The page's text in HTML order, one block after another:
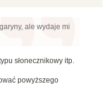
ale wydaje mi
słonecznikowy itp.
powyższego